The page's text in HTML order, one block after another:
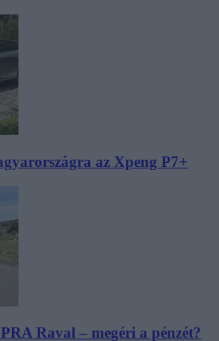
az Xpeng P7+
Raval – megéri a pénzét?